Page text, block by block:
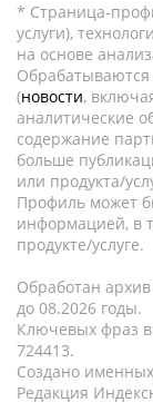
* Страница-
услуги),
на основе
Обрабатываются
(новости,
аналитические
содержание
больше
или продукта/
Профиль может
информацией, в
продукте/услуге.
Обработан
до 08.2026 годы.
Ключевых фраз
724413.
Создано
Редакция